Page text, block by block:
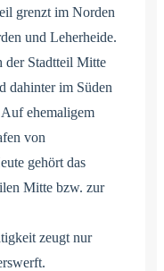
grenzt im Norden
und Leherheide.
der Stadtteil Mitte
dahinter im Süden
ehemaligem
von
gehört das
Mitte bzw. zur
zeugt nur